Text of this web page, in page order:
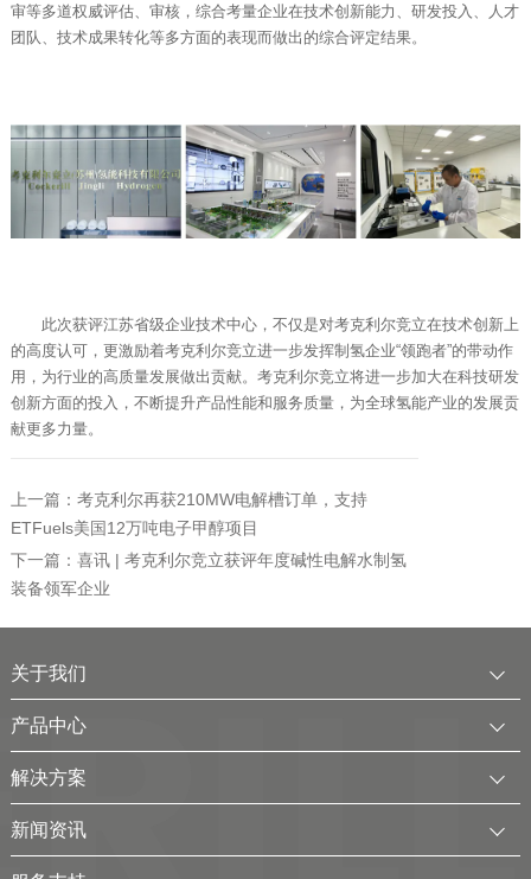
审等多道权威评估、审核，综合考量企业在技术创新能力、研发投入、人才
团队、技术成果转化等多方面的表现而做出的综合评定结果。
此次获评江苏省级企业技术中心，不仅是对考克利尔竞立在技术创新上
的高度认可，更激励着考克利尔竞立进一步发挥制氢企业“领跑者”的带动作
用，为行业的高质量发展做出贡献。考克利尔竞立将进一步加大在科技研发
创新方面的投入，不断提升产品性能和服务质量，为全球氢能产业的发展贡
献更多力量。
上一篇：考克利尔再获210MW电解槽订单，支持
ETFuels美国12万吨电子甲醇项目
下一篇：喜讯 | 考克利尔竞立获评年度碱性电解水制氢
装备领军企业
关于我们
公司简介
发展历程
服务全球
产品中心
中压水电解制氢装置
电厂用制氢干燥一体化装置
氢气干燥装置
解决方案
可再生电解水制氢解决方案
制氢加氢解决方案
新闻资讯